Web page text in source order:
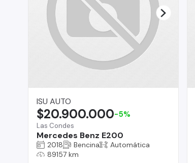
ISU AUTO
Las Condes
Mercedes Benz E200
$20.900.000-5%
2018 Bencina
Automática
89157 km